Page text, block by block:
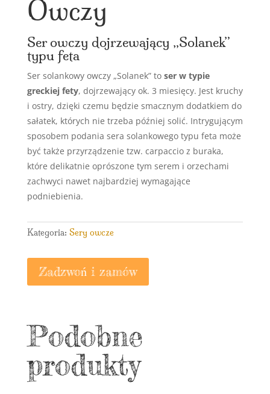
Owczy
Ser owczy dojrzewający „Solanek”
typu feta
Ser solankowy owczy „Solanek” to ser w typie
greckiej fety, dojrzewający ok. 3 miesięcy. Jest kruchy
i ostry, dzięki czemu będzie smacznym dodatkiem do
sałatek, których nie trzeba później solić. Intrygującym
sposobem podania sera solankowego typu feta może
być także przyrządzenie tzw. carpaccio z buraka,
które delikatnie oprószone tym serem i orzechami
zachwyci nawet najbardziej wymagające
podniebienia.
Kategoria: Sery owcze
Zadzwoń i zamów
Podobne
produkty